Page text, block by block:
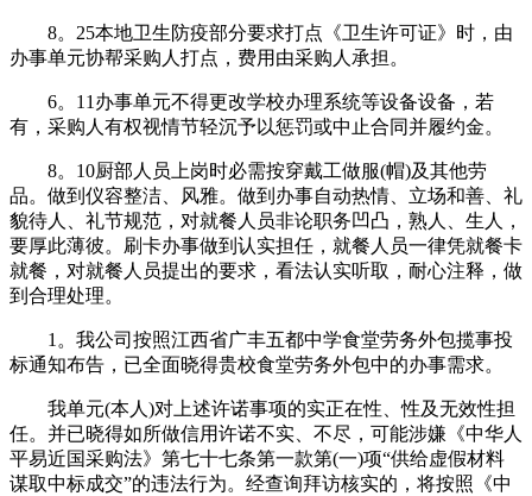
8。25本地卫生防疫部分要求打点《卫生许可证》时，由
办事单元协帮采购人打点，费用由采购人承担。
6。11办事单元不得更改学校办理系统等设备设备，若
有，采购人有权视情节轻沉予以惩罚或中止合同并履约金。
8。10厨部人员上岗时必需按穿戴工做服(帽)及其他劳
品。做到仪容整洁、风雅。做到办事自动热情、立场和善、礼
貌待人、礼节规范，对就餐人员非论职务凹凸，熟人、生人，
要厚此薄彼。刷卡办事做到认实担任，就餐人员一律凭就餐卡
就餐，对就餐人员提出的要求，看法认实听取，耐心注释，做
到合理处理。
1。我公司按照江西省广丰五都中学食堂劳务外包揽事投
标通知布告，已全面晓得贵校食堂劳务外包中的办事需求。
我单元(本人)对上述许诺事项的实正在性、性及无效性担
任。并已晓得如所做信用许诺不实、不尽，可能涉嫌《中华人
平易近国采购法》第七十七条第一款第(一)项“供给虚假材料
谋取中标成交”的违法行为。经查询拜访核实的，将按照《中